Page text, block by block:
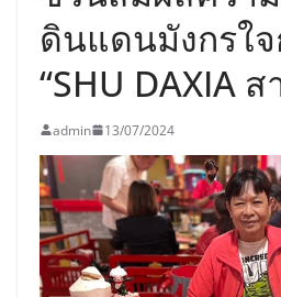
ดินแดนมังกรใจ
“SHU DAXIA
admin 13/07/2024